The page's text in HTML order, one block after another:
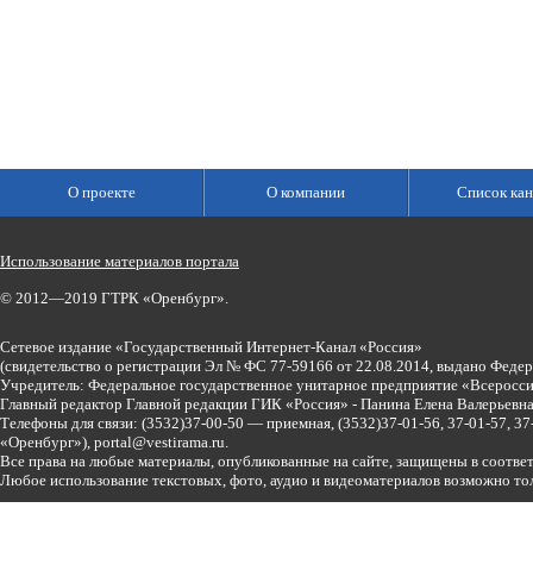
О проекте О компании Список
Использование материалов портала
© 2012—2019 ГТРК «Оренбург».
Сетевое издание «Государственный Интернет-Канал «Россия»
(свидетельство о регистрации Эл № ФС 77-59166 от 22.08.2014, выдано
Учредитель: Федеральное государственное унитарное предприятие
Главный редактор Главной редакции ГИК «Россия» - Панина Елена
Телефоны для связи: (3532)37-00-50 — приемная, (3532)37-01-56, 37-01-57,
«Оренбург»), portal@vestirama.ru.
Все права на любые материалы, опубликованные на сайте, защищены в
Любое использование текстовых, фото, аудио и видеоматериалов возможно